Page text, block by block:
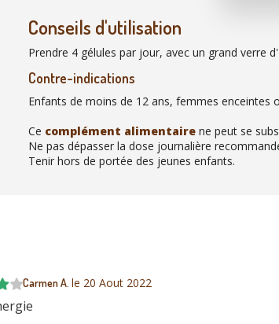
Conseils d'utilisation
Prendre 4 gélules par jour, avec un grand verre
Contre-indications
Enfants de moins de 12 ans, femmes
Ce complément alimentaire ne peut se
Ne pas dépasser la dose journalière
Tenir hors de portée des jeunes enfants.
Carmen A. le 20 Aout 2022